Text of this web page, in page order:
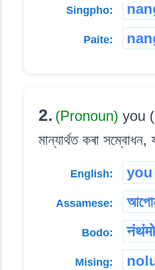
Singpho:
Paite:
2. (Pronoun) you
মান্যাৰ্থত কৰা
English: you
Assamese:
Bodo:
Mising: